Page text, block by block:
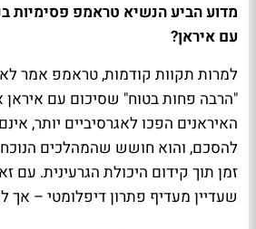
מדוע הביע הנשיא טראמפ פסימיות
עם איראן?
למרות תקוות קודמות, טראמפ אמר
"הרבה פחות בטוח" שסיכום עם איראן
האיראנים הפכו לאגרסיביים יותר,
להסכם, והוא חושש שהמהלכים
זמן תוך קידום היכולת הגרעינית. עם
שעדיין מעדיף פתרון דיפלומטי – אך